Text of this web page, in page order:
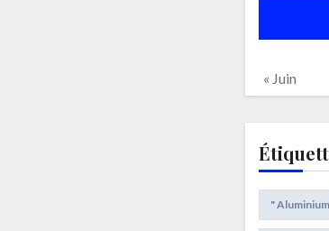
« Juin
" Aluminium